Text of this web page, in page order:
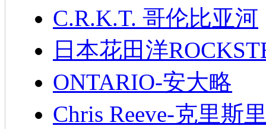
C.R.K.T. 哥伦比亚河
日本花田洋
ONTARIO-安大略
Chris Reeve-克里斯